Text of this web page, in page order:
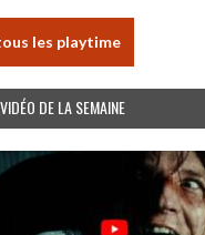
les playtime
VIDÉO DE LA SEMAINE